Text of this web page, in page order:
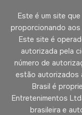
Este é um site
proporcionando aos
Este site é
autorizada pela
número de
estão autorizados
Brasil é
Entretenimentos
brasileira e